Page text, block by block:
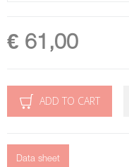
€ 61,00
ADD TO CART
Data sheet